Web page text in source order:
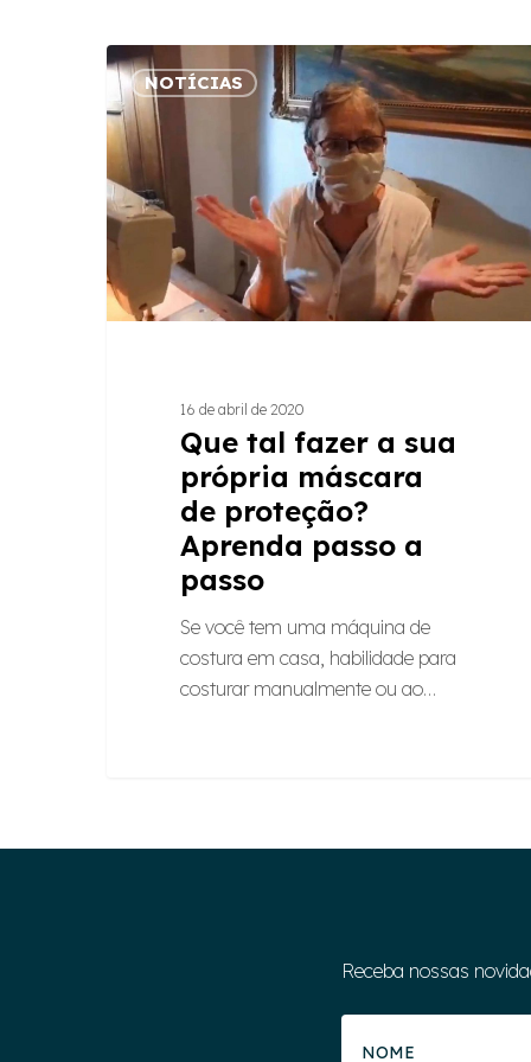
Que
tal
fazer
a
sua
própria
máscara
de
proteção?
NOTÍCIAS
16 de abril de 2020
Que tal fazer a sua
própria máscara
de proteção?
Aprenda passo a
passo
Se você tem uma máquina de
costura em casa, habilidade para
costurar manualmente ou ao…
Receba nossas